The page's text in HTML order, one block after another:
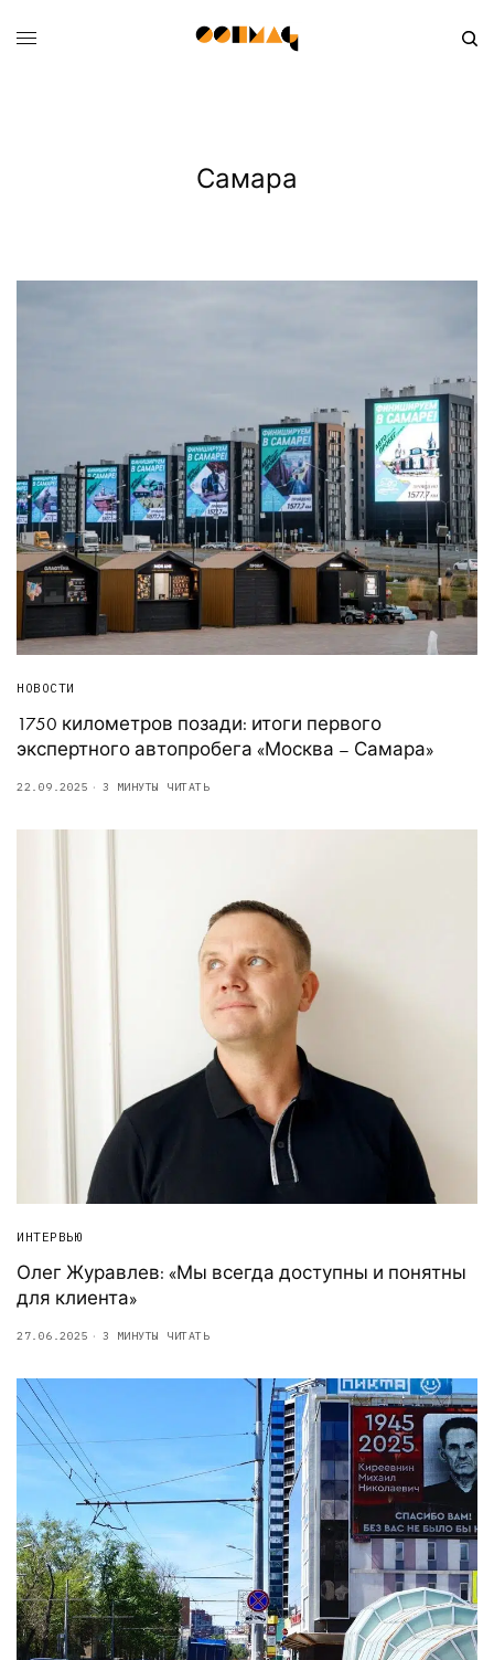
Самара
НОВОСТИ
1750 километров позади: итоги первого
экспертного автопробега «Москва – Самара»
22.09.2025 3 МИНУТЫ ЧИТАТЬ
ИНТЕРВЬЮ
Олег Журавлев: «Мы всегда доступны и понятны
для клиента»
27.06.2025 3 МИНУТЫ ЧИТАТЬ